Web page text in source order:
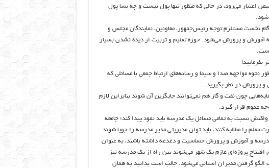
اعتبار می‌رود، در حالی که منظور تنها پول نیست و چه بسا پول
شود.
نخست مستلزم توجه رئیس‌جمهور، معاونین، نمایندگان مجلس و
آموزش و پرورش می‌شود. حوزه تعلیم و تربیت از دیده نشدن بسیار
بفرمایید!
نحوه مواجهه صدا و سیما و رسانه‌های ارتباط جمعی با مسائلی که
و پرورش در نظر بگیرید.
چون نفت و گاز هم نمی‌توانند جایگزین آن شوند بنابراین لازم
عموم قرار گیرد.
نسبت به تمامی مسائل یک مدرسه باید نمود پیدا کند؛ جامعه
معلم را مطالبه کنند، باید توان مدیریتی مدیر مدرسه را جویا شوند.
و آموزش و پرورش حساسیت و دغدغه داشته باشند، به عنوان
افتتاح پروژه‌ای عازم یک شهر می‌شوند بین راه از یک مدرسه نیز
گرفتن مدیران استانی می‌شود. جالب است بدانید به همان